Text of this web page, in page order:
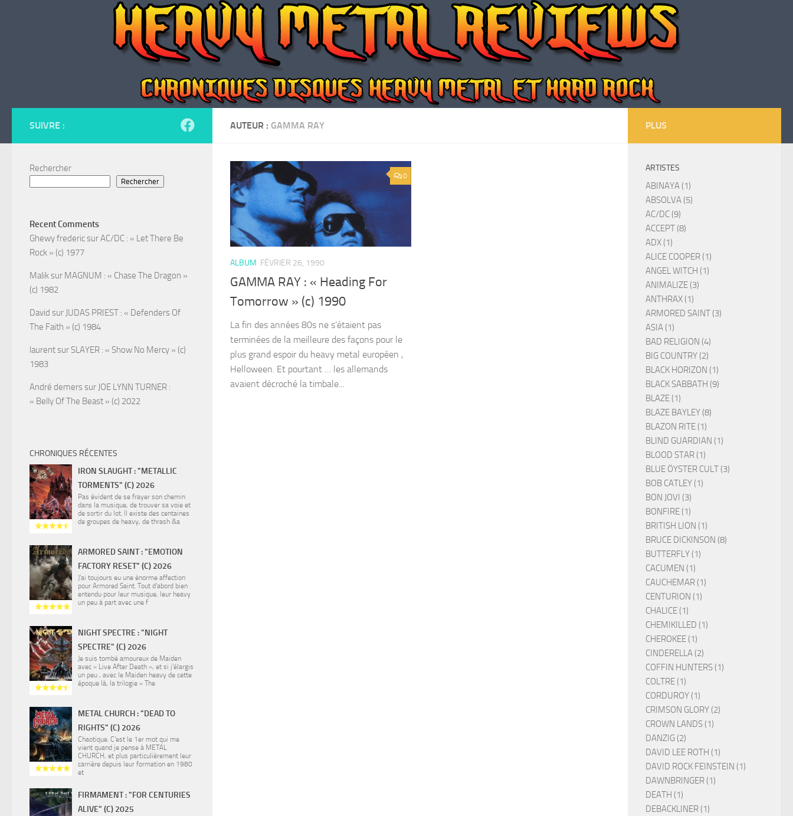
AUTEUR : GAMMA RAY
0
ALBUM FÉVRIER 26, 1990
GAMMA RAY : « Heading For
Tomorrow » (c) 1990
La fin des années 80s ne s’étaient pas
terminées de la meilleure des façons pour le
plus grand espoir du heavy metal européen ,
Helloween. Et pourtant … les allemands
avaient décroché la timbale...
SUIVRE :
Rechercher
Rechercher
Recent Comments
Ghewy fredericsurAC/DC : « Let There Be
Rock » (c) 1977
Maliksur MAGNUM : « Chase The Dragon »
(c) 1982
David sur JUDAS PRIEST : « Defenders Of
The Faith » (c) 1984
laurentsur SLAYER : « Show No Mercy » (c)
1983
André demerssur JOE LYNN TURNER :
« Belly Of The Beast » (c) 2022
CHRONIQUES RÉCENTES
IRON SLAUGHT : "METALLIC
TORMENTS" (C) 2026
Pas évident de se frayer son chemin
dans la musique, de trouver sa voie et
de sortir du lot. Il existe des centaines
de groupes de heavy, de thrash &a
ARMORED SAINT : "EMOTION
FACTORY RESET" (C) 2026
J’ai toujours eu une énorme affection
pour Armored Saint. Tout d’abord bien
entendu pour leur musique, leur heavy
un peu à part avec une f
NIGHT SPECTRE : "NIGHT
SPECTRE" (C) 2026
Je suis tombé amoureux de Maiden
avec « Live After Death », et si j’élargis
un peu , avec le Maiden heavy de cette
époque là, la trilogie « The
METAL CHURCH : "DEAD TO
RIGHTS" (C) 2026
Chaotique. C’est le 1er mot qui me
vient quand je pense à METAL
CHURCH, et plus particulièrement leur
carrière depuis leur formation en 1980
et
FIRMAMENT : "FOR CENTURIES
ALIVE" (C) 2025
PLUS
ARTISTES
ABINAYA (1)
ABSOLVA (5)
AC/DC (9)
ACCEPT (8)
ADX (1)
ALICE COOPER (1)
ANGEL WITCH (1)
ANIMALIZE (3)
ANTHRAX (1)
ARMORED SAINT (3)
ASIA (1)
BAD RELIGION (4)
BIG COUNTRY (2)
BLACK HORIZON (1)
BLACK SABBATH (9)
BLAZE (1)
BLAZE BAYLEY (8)
BLAZON RITE (1)
BLIND GUARDIAN (1)
BLOOD STAR (1)
BLUE ÖYSTER CULT (3)
BOB CATLEY (1)
BON JOVI (3)
BONFIRE (1)
BRITISH LION (1)
BRUCE DICKINSON (8)
BUTTERFLY (1)
CACUMEN (1)
CAUCHEMAR (1)
CENTURION (1)
CHALICE (1)
CHEMIKILLED (1)
CHEROKEE (1)
CINDERELLA (2)
COFFIN HUNTERS (1)
COLTRE (1)
CORDUROY (1)
CRIMSON GLORY (2)
CROWN LANDS (1)
DANZIG (2)
DAVID LEE ROTH (1)
DAVID ROCK FEINSTEIN (1)
DAWNBRINGER (1)
DEATH (1)
DEBACKLINER (1)